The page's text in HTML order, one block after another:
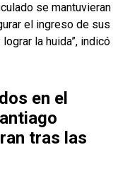
se mantuvieran
el ingreso de sus
la huida”, indicó
en el
tras las